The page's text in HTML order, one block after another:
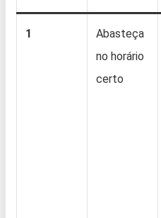
1
Abasteça
no horário
certo